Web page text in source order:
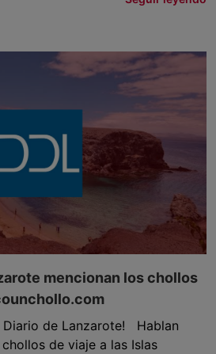
mencionan los chollos
Diario de Lanzarote! Hablan
de viaje a las Islas